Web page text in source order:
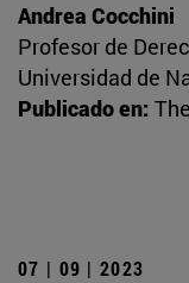
Andrea Cocchini
Profesor de
Universidad de
Publicado en:
07 | 09 | 2023